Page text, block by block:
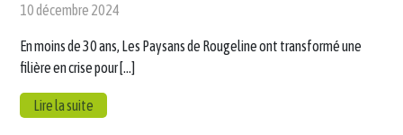
10 décembre 2024
En moins de 30 ans, Les Paysans de Rougeline ont transformé une
filière en crise pour […]
Lire la suite